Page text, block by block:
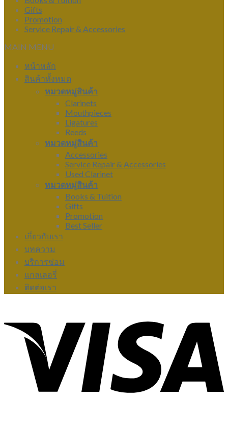
Gifts
Promotion
Service Repair & Accessories
MAIN MENU
หน้าหลัก
สินค้าทั้งหมด
หมวดหมู่สินค้า
Clarinets
Mouthpieces
Ligatures
Reeds
หมวดหมู่สินค้า
Accessories
Service Repair & Accessories
Used Clarinet
หมวดหมู่สินค้า
Books & Tuition
Gifts
Promotion
Best Seller
เกี่ยวกับเรา
บทความ
บริการซ่อม
แกลเลอรี่
ติดต่อเรา